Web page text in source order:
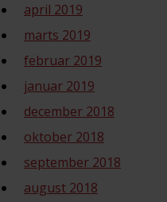
april 2019
marts 2019
februar 2019
januar 2019
december 2018
oktober 2018
september 2018
august 2018